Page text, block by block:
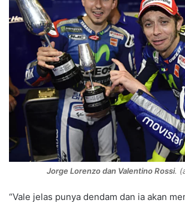
Jorge Lorenzo dan Valentino Rossi.
“Vale jelas punya dendam dan ia akan